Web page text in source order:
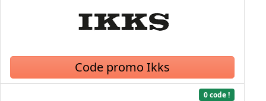
Code promo Ikks
0 code !